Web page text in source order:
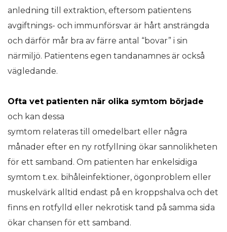
anledning till extraktion, eftersom patientens
avgiftnings- och immunförsvar är hårt ansträngda
och därför mår bra av färre antal “bovar” i sin
närmiljö. Patientens egen tandanamnes är också
vägledande.
Ofta vet patienten när olika symtom började
och kan dessa
symtom relateras till omedelbart eller några
månader efter en ny rotfyllning ökar sannolikheten
för ett samband. Om patienten har enkelsidiga
symtom t.ex. bihåleinfektioner, ögonproblem eller
muskelvärk alltid endast på en kroppshalva och det
finns en rotfylld eller nekrotisk tand på samma sida
ökar chansen för ett samband.